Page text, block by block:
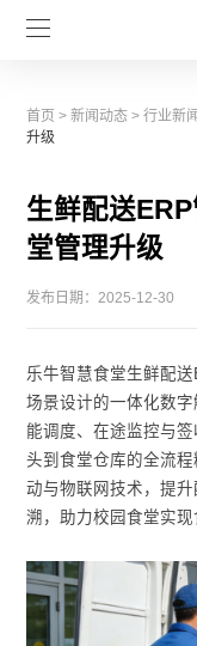
首页 >新闻动态 >行业新闻
升级
生鲜配送
堂管理升级
发布日期：2025-12-30
乐牛智慧食堂生鲜配
场景设计的一体化数
能调度、在途监控与
头到食堂仓库的全流
动与物联网技术，提
溯，助力校园食堂实